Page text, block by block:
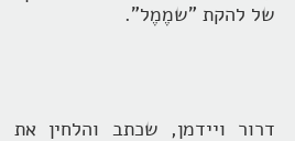
של להקת "שמֶמֶל".
דרור ויידמן, שכתב והלחין את